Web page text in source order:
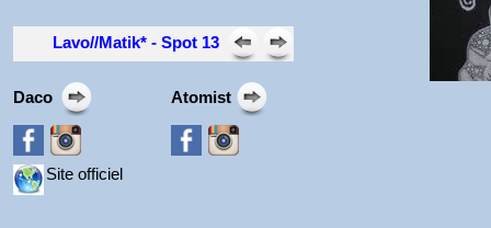
Lavo//Matik* - Spot 13
Daco
Site officiel
Atomist